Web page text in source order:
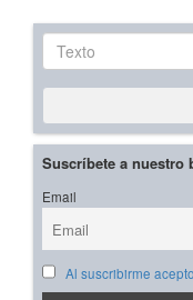
Texto
Suscríbete a nuestro
Email
Al suscribirme